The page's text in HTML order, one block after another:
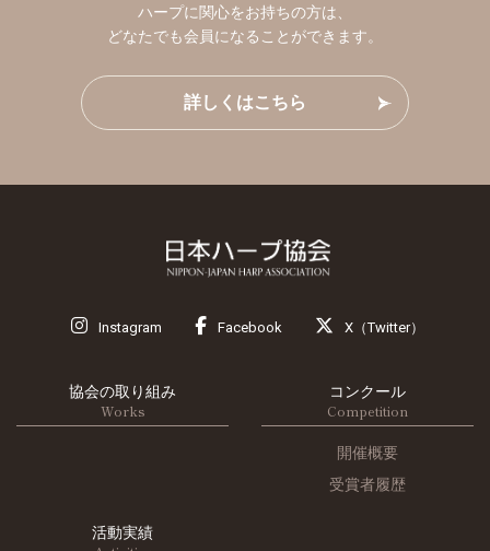
ハープに関心をお持ちの方は、
どなたでも会員になることができます。
詳しくはこちら
Instagram Facebook X（Twitter）
協会の取り組み
Works
コンクール
Competition
開催概要
受賞者履歴
活動実績